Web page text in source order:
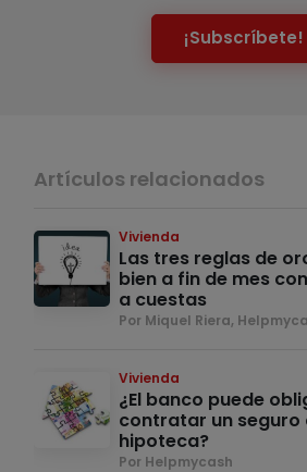
¡Subscríbete!
Artículos relacionados
Vivienda
Las tres reglas de
bien a fin de mes
a cuestas
Por Miquel Riera,
Vivienda
¿El banco puede
contratar un seguro
hipoteca?
Por Helpmycash